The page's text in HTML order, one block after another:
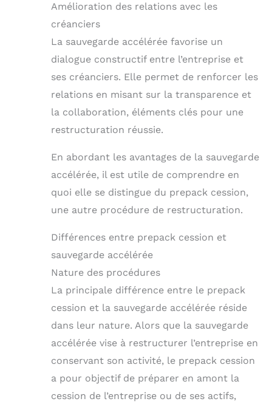
Amélioration des relations avec les
créanciers
La sauvegarde accélérée favorise un
dialogue constructif entre l’entreprise et
ses créanciers. Elle permet de renforcer les
relations en misant sur la transparence et
la collaboration, éléments clés pour une
restructuration réussie.
En abordant les avantages de la sauvegarde
accélérée, il est utile de comprendre en
quoi elle se distingue du prepack cession,
une autre procédure de restructuration.
Différences entre prepack cession et
sauvegarde accélérée
Nature des procédures
La principale différence entre le prepack
cession et la sauvegarde accélérée réside
dans leur nature. Alors que la sauvegarde
accélérée vise à restructurer l’entreprise en
conservant son activité, le prepack cession
a pour objectif de préparer en amont la
cession de l’entreprise ou de ses actifs,